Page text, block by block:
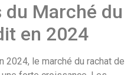
du Marché du
en 2024
2024, le marché du rachat de